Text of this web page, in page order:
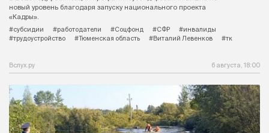
новый уровень благодаря запуску национального проекта
«Кадры».
#субсидии
#работодатели #Соцфонд #СФР
#инвалиды
#трудоустройство
#Тюменская область #Виталий Левенков #тк
Вслух.ру 6 августа, 18:00